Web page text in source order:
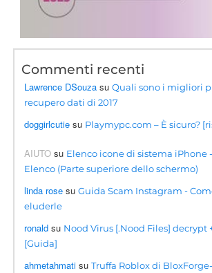
Commenti recenti
Lawrence DSouza suQuali sono i migliori
recupero dati di 2017
doggirlcutie su Playmypc.com – È sicuro?
AIUTO su Elenco icone di sistema iPhone
Elenco (Parte superiore dello schermo)
linda rose suGuida Scam Instagram -
eluderle
ronald su Nood Virus [.Nood Files] decrypt
[Guida]
ahmetahmati suTruffa Roblox di